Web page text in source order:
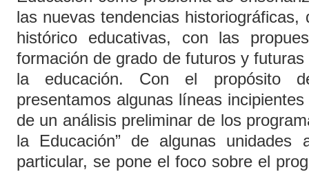
las nuevas tendencias historiográficas,
histórico educativas, con las
formación de grado de futuros y
la educación. Con el propósito
presentamos algunas líneas
de un análisis preliminar de los
la Educación” de algunas
particular, se pone el foco sobre el